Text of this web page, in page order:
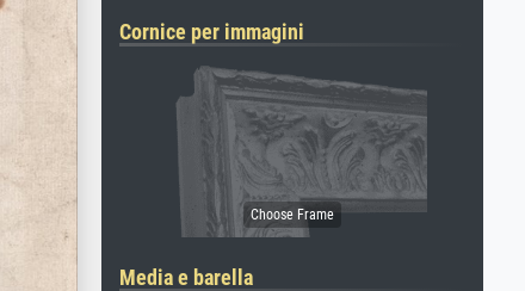
Cornice per immagini
Media e barella